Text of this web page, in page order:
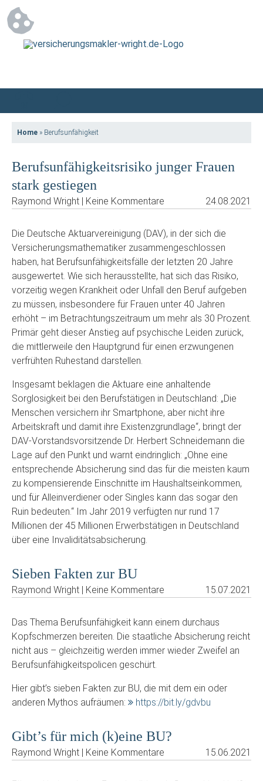
Home » Berufsunfähigkeit
Berufsunfähigkeitsrisiko junger Frauen
stark gestiegen
Raymond Wright | Keine Kommentare 24.08.2021
Die Deutsche Aktuarvereinigung (DAV), in der sich die
Versicherungsmathematiker zusammengeschlossen
haben, hat Berufsunfähigkeitsfälle der letzten 20 Jahre
ausgewertet. Wie sich herausstellte, hat sich das Risiko,
vorzeitig wegen Krankheit oder Unfall den Beruf aufgeben
zu müssen, insbesondere für Frauen unter 40 Jahren
erhöht – im Betrachtungszeitraum um mehr als 30 Prozent.
Primär geht dieser Anstieg auf psychische Leiden zurück,
die mittlerweile den Hauptgrund für einen erzwungenen
verfrühten Ruhestand darstellen.
Insgesamt beklagen die Aktuare eine anhaltende
Sorglosigkeit bei den Berufstätigen in Deutschland: „Die
Menschen versichern ihr Smartphone, aber nicht ihre
Arbeitskraft und damit ihre Existenzgrundlage“, bringt der
DAV-Vorstandsvorsitzende Dr. Herbert Schneidemann die
Lage auf den Punkt und warnt eindringlich: „Ohne eine
entsprechende Absicherung sind das für die meisten kaum
zu kompensierende Einschnitte im Haushaltseinkommen,
und für Alleinverdiener oder Singles kann das sogar den
Ruin bedeuten.“ Im Jahr 2019 verfügten nur rund 17
Millionen der 45 Millionen Erwerbstätigen in Deutschland
über eine Invaliditätsabsicherung.
Sieben Fakten zur BU
Raymond Wright | Keine Kommentare 15.07.2021
Das Thema Berufsunfähigkeit kann einem durchaus
Kopfschmerzen bereiten. Die staatliche Absicherung reicht
nicht aus – gleichzeitig werden immer wieder Zweifel an
Berufsunfähigkeitspolicen geschürt.
Hier gibt’s sieben Fakten zur BU, die mit dem ein oder
anderen Mythos aufräumen:
https://bit.ly/gdvbu
Gibt’s für mich (k)eine BU?
Raymond Wright | Keine Kommentare 15.06.2021